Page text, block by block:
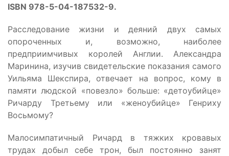
ISBN 978-5-04-187532-9.
Расследование жизни и деяний двух самых
опороченных и, возможно, наиболее
предприимчивых королей Англии. Александра
Маринина, изучив свидетельские показания самого
Уильяма Шекспира, отвечает на вопрос, кому в
памяти людской «повезло» больше: «детоубийце»
Ричарду Третьему или «женоубийце» Генриху
Восьмому?
Малосимпатичный Ричард в тяжких кровавых
трудах добыл себе трон, был постоянно занят